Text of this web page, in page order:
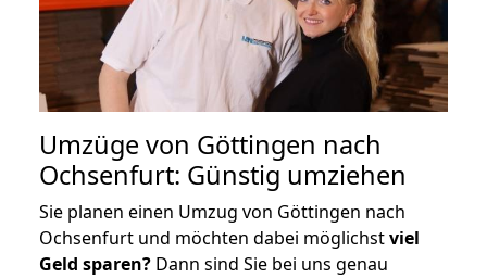
Umzüge von Göttingen nach
Ochsenfurt: Günstig umziehen
Sie planen einen Umzug von Göttingen nach
Ochsenfurt und möchten dabei möglichstviel
Geld sparen? Dann sind Sie bei uns genau